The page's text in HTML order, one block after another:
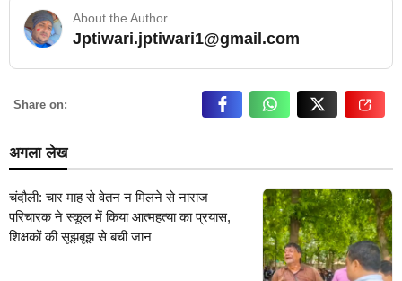
About the Author
Jptiwari.jptiwari1@gmail.com… Read More
Share on:
अगला लेख
चंदौली: चार माह से वेतन न मिलने से नाराज
परिचारक ने स्कूल में किया आत्महत्या का प्रयास,
शिक्षकों की सूझबूझ से बची जान